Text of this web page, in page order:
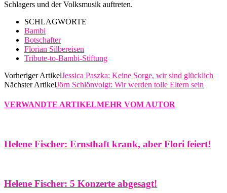
Schlagers und der Volksmusik auftreten.
SCHLAGWORTE
Bambi
Botschafter
Florian Silbereisen
Tribute-to-Bambi-Stiftung
Vorheriger ArtikelJessica Paszka: Keine Sorge, wir sind glücklich
Nächster ArtikelJörn Schlönvoigt: Wir werden tolle Eltern sein
VERWANDTE ARTIKELMEHR VOM AUTOR
Helene Fischer: Ernsthaft krank, aber Flori feiert!
Helene Fischer: 5 Konzerte abgesagt!